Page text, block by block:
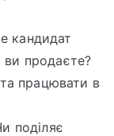
кандидат
ви продаєте?
працювати в
поділяє